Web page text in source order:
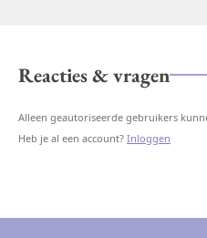
Reacties & vragen
Alleen geautoriseerde gebruikers
Heb je al een account? Inloggen